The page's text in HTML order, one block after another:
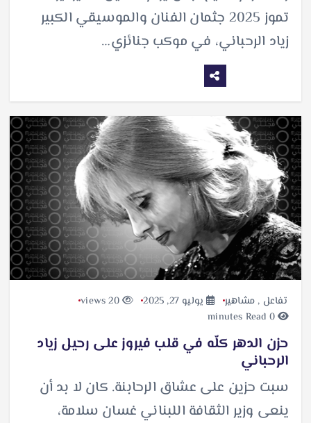
تموز 2025 جثمان الفنان والموسيقي الكبير
زياد الرحباني، في موكب جنائزي…
تفاعل , مشاهير يوليو 27, 2025
20 views
0 minutes Read
حزن الدهر كلّه في قلب فيروز على رحيل زياد
الرحباني
سبت حزين على عشاق الرحابنة. كان لا بد أن
ينعى وزير الثقافة اللبناني غسان سلامة،